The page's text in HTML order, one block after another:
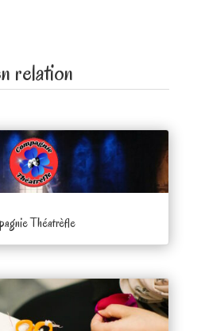
relation
Théatrèfle